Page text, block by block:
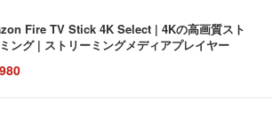
Fire TV Stick 4K Select | 4Kの高画質スト
ング | ストリーミングメディアプレイヤー